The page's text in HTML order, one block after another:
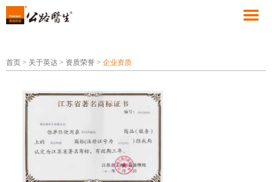
首页 > 关于英达 > 资质荣誉 > 企业资质